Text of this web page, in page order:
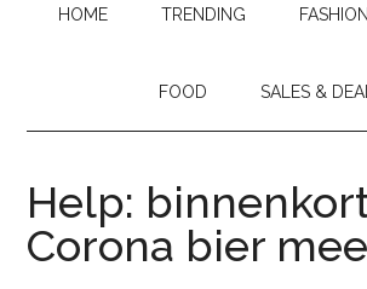
HOME TRENDING FASHION
FOOD SALES &
Help:
Corona bier